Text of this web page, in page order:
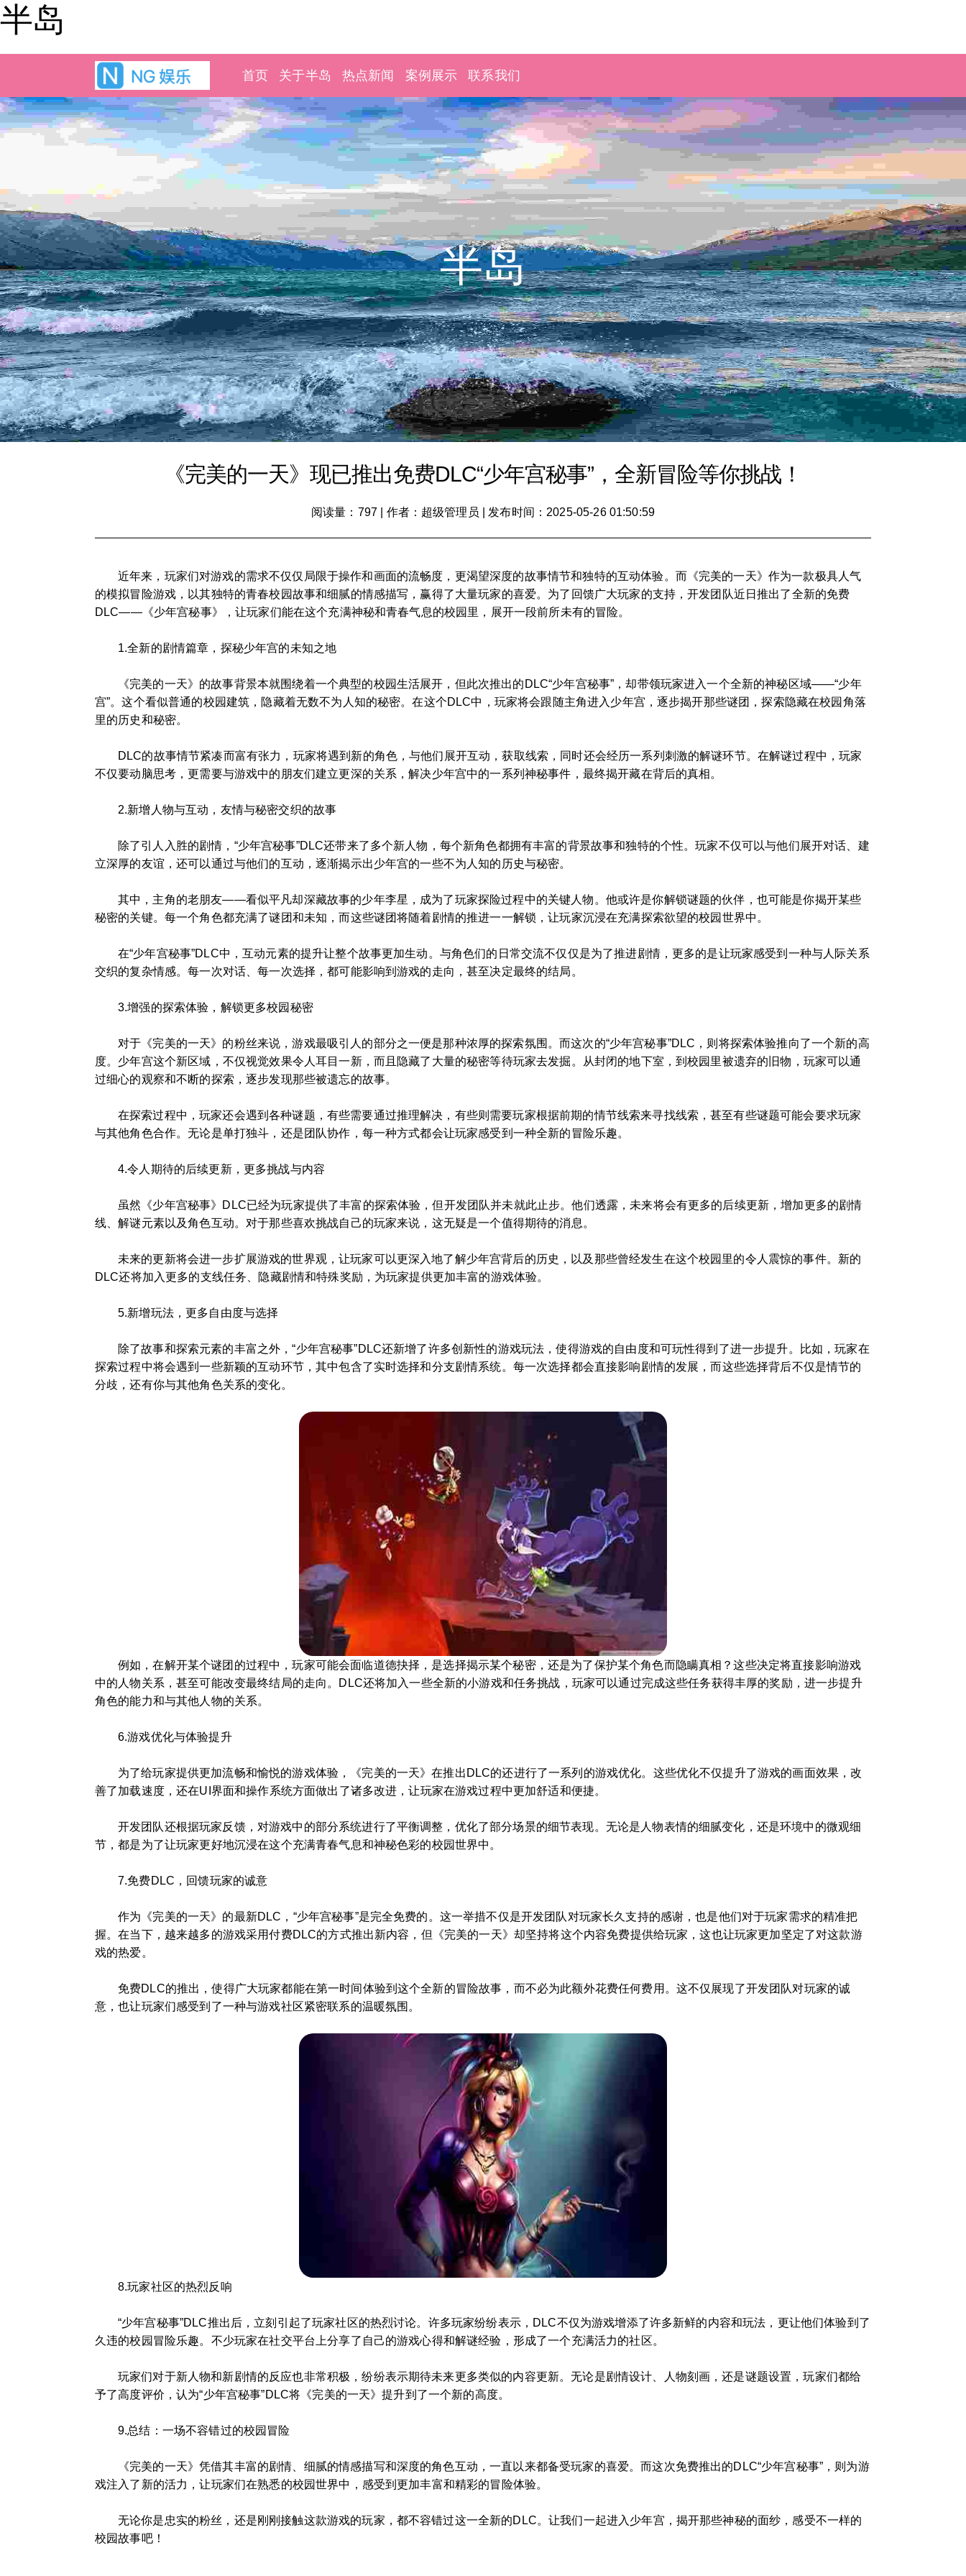
半岛
首页 关于半岛 热点新闻 案例展示 联系我们
半岛
《完美的一天》现已推出免费DLC“少年宫秘事”，全新冒险等你挑战！
阅读量：797 作者：超级管理员 发布时间：2025-05-26 01:50:59
近年来，玩家们对游戏的需求不仅仅局限于操作和画面的流畅度，更渴望深度的故事情节和独特的互动体验。而《完美的一天》作为一款极具人气
的模拟冒险游戏，以其独特的青春校园故事和细腻的情感描写，赢得了大量玩家的喜爱。为了回馈广大玩家的支持，开发团队近日推出了全新的免费
DLC——《少年宫秘事》，让玩家们能在这个充满神秘和青春气息的校园里，展开一段前所未有的冒险。
1.全新的剧情篇章，探秘少年宫的未知之地
《完美的一天》的故事背景本就围绕着一个典型的校园生活展开，但此次推出的DLC“少年宫秘事”，却带领玩家进入一个全新的神秘区域——“少年
宫”。这个看似普通的校园建筑，隐藏着无数不为人知的秘密。在这个DLC中，玩家将会跟随主角进入少年宫，逐步揭开那些谜团，探索隐藏在校园角落
里的历史和秘密。
DLC的故事情节紧凑而富有张力，玩家将遇到新的角色，与他们展开互动，获取线索，同时还会经历一系列刺激的解谜环节。在解谜过程中，玩家
不仅要动脑思考，更需要与游戏中的朋友们建立更深的关系，解决少年宫中的一系列神秘事件，最终揭开藏在背后的真相。
2.新增人物与互动，友情与秘密交织的故事
除了引人入胜的剧情，“少年宫秘事”DLC还带来了多个新人物，每个新角色都拥有丰富的背景故事和独特的个性。玩家不仅可以与他们展开对话、建
立深厚的友谊，还可以通过与他们的互动，逐渐揭示出少年宫的一些不为人知的历史与秘密。
其中，主角的老朋友——看似平凡却深藏故事的少年李星，成为了玩家探险过程中的关键人物。他或许是你解锁谜题的伙伴，也可能是你揭开某些
秘密的关键。每一个角色都充满了谜团和未知，而这些谜团将随着剧情的推进一一解锁，让玩家沉浸在充满探索欲望的校园世界中。
在“少年宫秘事”DLC中，互动元素的提升让整个故事更加生动。与角色们的日常交流不仅仅是为了推进剧情，更多的是让玩家感受到一种与人际关系
交织的复杂情感。每一次对话、每一次选择，都可能影响到游戏的走向，甚至决定最终的结局。
3.增强的探索体验，解锁更多校园秘密
对于《完美的一天》的粉丝来说，游戏最吸引人的部分之一便是那种浓厚的探索氛围。而这次的“少年宫秘事”DLC，则将探索体验推向了一个新的高
度。少年宫这个新区域，不仅视觉效果令人耳目一新，而且隐藏了大量的秘密等待玩家去发掘。从封闭的地下室，到校园里被遗弃的旧物，玩家可以通
过细心的观察和不断的探索，逐步发现那些被遗忘的故事。
在探索过程中，玩家还会遇到各种谜题，有些需要通过推理解决，有些则需要玩家根据前期的情节线索来寻找线索，甚至有些谜题可能会要求玩家
与其他角色合作。无论是单打独斗，还是团队协作，每一种方式都会让玩家感受到一种全新的冒险乐趣。
4.令人期待的后续更新，更多挑战与内容
虽然《少年宫秘事》DLC已经为玩家提供了丰富的探索体验，但开发团队并未就此止步。他们透露，未来将会有更多的后续更新，增加更多的剧情
线、解谜元素以及角色互动。对于那些喜欢挑战自己的玩家来说，这无疑是一个值得期待的消息。
未来的更新将会进一步扩展游戏的世界观，让玩家可以更深入地了解少年宫背后的历史，以及那些曾经发生在这个校园里的令人震惊的事件。新的
DLC还将加入更多的支线任务、隐藏剧情和特殊奖励，为玩家提供更加丰富的游戏体验。
5.新增玩法，更多自由度与选择
除了故事和探索元素的丰富之外，“少年宫秘事”DLC还新增了许多创新性的游戏玩法，使得游戏的自由度和可玩性得到了进一步提升。比如，玩家在
探索过程中将会遇到一些新颖的互动环节，其中包含了实时选择和分支剧情系统。每一次选择都会直接影响剧情的发展，而这些选择背后不仅是情节的
分歧，还有你与其他角色关系的变化。
例如，在解开某个谜团的过程中，玩家可能会面临道德抉择，是选择揭示某个秘密，还是为了保护某个角色而隐瞒真相？这些决定将直接影响游戏
中的人物关系，甚至可能改变最终结局的走向。DLC还将加入一些全新的小游戏和任务挑战，玩家可以通过完成这些任务获得丰厚的奖励，进一步提升
角色的能力和与其他人物的关系。
6.游戏优化与体验提升
为了给玩家提供更加流畅和愉悦的游戏体验，《完美的一天》在推出DLC的还进行了一系列的游戏优化。这些优化不仅提升了游戏的画面效果，改
善了加载速度，还在UI界面和操作系统方面做出了诸多改进，让玩家在游戏过程中更加舒适和便捷。
开发团队还根据玩家反馈，对游戏中的部分系统进行了平衡调整，优化了部分场景的细节表现。无论是人物表情的细腻变化，还是环境中的微观细
节，都是为了让玩家更好地沉浸在这个充满青春气息和神秘色彩的校园世界中。
7.免费DLC，回馈玩家的诚意
作为《完美的一天》的最新DLC，“少年宫秘事”是完全免费的。这一举措不仅是开发团队对玩家长久支持的感谢，也是他们对于玩家需求的精准把
握。在当下，越来越多的游戏采用付费DLC的方式推出新内容，但《完美的一天》却坚持将这个内容免费提供给玩家，这也让玩家更加坚定了对这款游
戏的热爱。
免费DLC的推出，使得广大玩家都能在第一时间体验到这个全新的冒险故事，而不必为此额外花费任何费用。这不仅展现了开发团队对玩家的诚
意，也让玩家们感受到了一种与游戏社区紧密联系的温暖氛围。
8.玩家社区的热烈反响
“少年宫秘事”DLC推出后，立刻引起了玩家社区的热烈讨论。许多玩家纷纷表示，DLC不仅为游戏增添了许多新鲜的内容和玩法，更让他们体验到了
久违的校园冒险乐趣。不少玩家在社交平台上分享了自己的游戏心得和解谜经验，形成了一个充满活力的社区。
玩家们对于新人物和新剧情的反应也非常积极，纷纷表示期待未来更多类似的内容更新。无论是剧情设计、人物刻画，还是谜题设置，玩家们都给
予了高度评价，认为“少年宫秘事”DLC将《完美的一天》提升到了一个新的高度。
9.总结：一场不容错过的校园冒险
《完美的一天》凭借其丰富的剧情、细腻的情感描写和深度的角色互动，一直以来都备受玩家的喜爱。而这次免费推出的DLC“少年宫秘事”，则为游
戏注入了新的活力，让玩家们在熟悉的校园世界中，感受到更加丰富和精彩的冒险体验。
无论你是忠实的粉丝，还是刚刚接触这款游戏的玩家，都不容错过这一全新的DLC。让我们一起进入少年宫，揭开那些神秘的面纱，感受不一样的
校园故事吧！